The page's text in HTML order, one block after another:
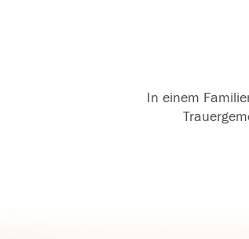
In einem